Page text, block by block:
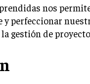
Y
nos
y perfeccionar
gestión de